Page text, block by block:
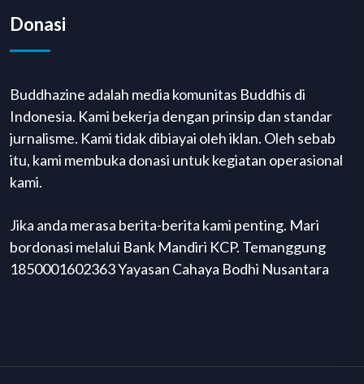
Donasi
Buddhazine adalah media komunitas Buddhis di
Indonesia. Kami bekerja dengan prinsip dan standar
jurnalisme. Kami tidak dibiayai oleh iklan. Oleh sebab
itu, kami membuka donasi untuk kegiatan operasional
kami.
Jika anda merasa berita-berita kami penting. Mari
bordonasi melalui Bank Mandiri KCP. Temanggung
1850001602363 Yayasan Cahaya Bodhi Nusantara